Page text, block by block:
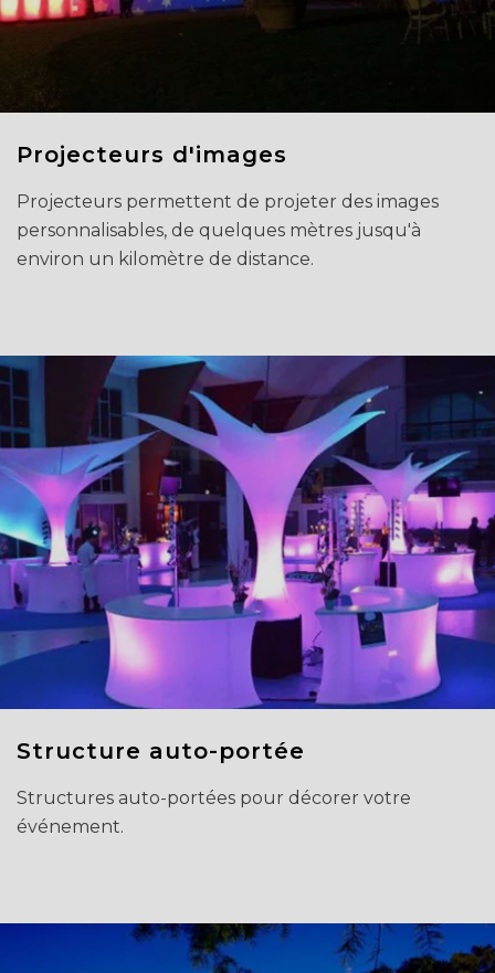
Projecteurs d'images
Projecteurs permettent de projeter des images
personnalisables, de quelques mètres jusqu'à
environ un kilomètre de distance.
Structure auto-portée
Structures auto-portées pour décorer votre
événement.